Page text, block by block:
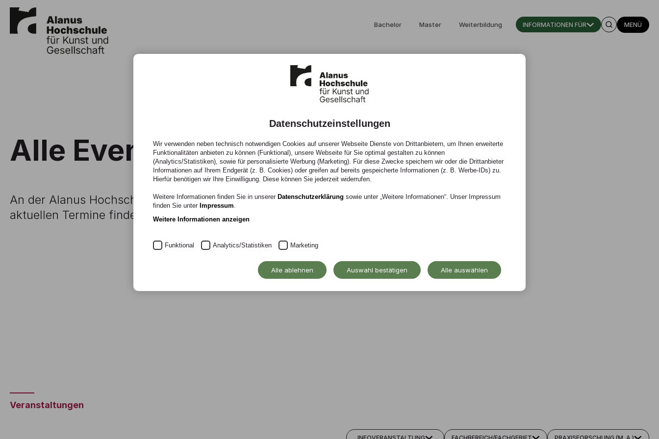
Bachelor Master Weiterbildung INFORMATIONEN FÜR MENÜ
Alle Events
An der Alanus Hochschule ist ganz schön viel los. Alle
aktuellen Termine finden Sie in der untenstehenden Liste.
Veranstaltungen
INFOVERANSTALTUNG FACHBEREICH/FACHGEBIET PRAXISFORSCHUNG (M. A.)
Datenschutzeinstellungen
Wir verwenden neben technisch notwendigen Cookies auf unserer Webseite Dienste von Drittanbietern, um Ihnen erweiterte
Funktionalitäten anbieten zu können (Funktional), unsere Webseite für Sie optimal gestalten zu können
(Analytics/Statistiken), sowie für personalisierte Werbung (Marketing). Für diese Zwecke speichern wir oder die Drittanbieter
Informationen auf Ihrem Endgerät (z. B. Cookies) oder greifen auf bereits gespeicherte Informationen (z. B. Werbe-IDs) zu.
Hierfür benötigen wir Ihre Einwilligung. Diese können Sie jederzeit widerrufen.
Weitere Informationen finden Sie in unserer Datenschutzerklärung sowie unter „Weitere Informationen“. Unser Impressum
finden Sie unter Impressum.
Weitere Informationen anzeigen
Funktional Analytics/Statistiken Marketing
Alle ablehnen Auswahl bestätigen Alle auswählen